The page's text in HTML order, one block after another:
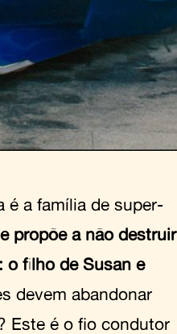
é a família de super-
propõe a não destruir
o filho de Susan e
devem abandonar
Este é o fio condutor